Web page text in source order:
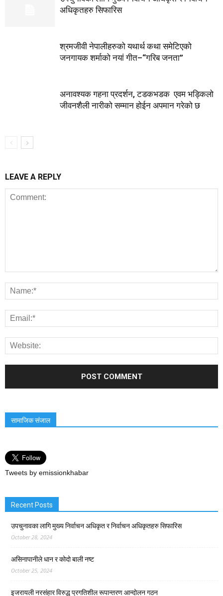
अधिकृतहरु सिफारिस
श्रमजीवी नेपालीहरुको यथार्थ कथा समेटिएको
जनगायक शर्माको नयां गीत–“गरिब जनता”
अनावश्यक गहना प्रदर्शन, टडकभडक एवम भड्किलो
जीवनशैली नारीको सम्मान होईन अपमान गरेको छ
LEAVE A REPLY
सामाजिक संजाल
Tweets by emissionkhabar
Recent Posts
उपचुनावका लागि मुख्य निर्वाचन अधिकृत र निर्वाचन अधिकृतहरु सिफारिस
October 28, 2024
असिनापानीले धान र कोदो बाली नष्ट
October 25, 2024
इजरायली नरसंहार विरुद्ध प्रगतिशील रूपान्तरण आन्दोलन गठन